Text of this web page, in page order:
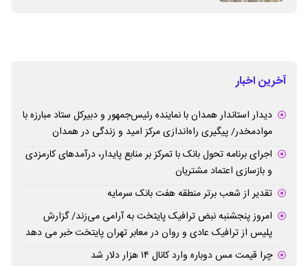
آخرین اخبار
دیدار استاندار همدان با نماینده رئیس‌جمهور و دبیرکل ستاد مبارزه با
موادمخدر/ پیگیری راه‌اندازی مرکز امید و زندگی در همدان
اجرای برنامه تحول بانک با تمرکز بر منابع پایدار، درآمدهای کارمزدی
و بازسازی اعتماد مشتریان
تقدیر از شعب برتر منطقه هفت بانک سرمایه
امروز پنجشنبه نبض ترافیک پایتخت به آرامی می‌زند/ گزارش
پلیس از ترافیک عادی و روان در معابر تهران پایتخت خبر می دهد
چرا قیمت مس دوباره وارد کانال ۱۴ هزار دلار شد